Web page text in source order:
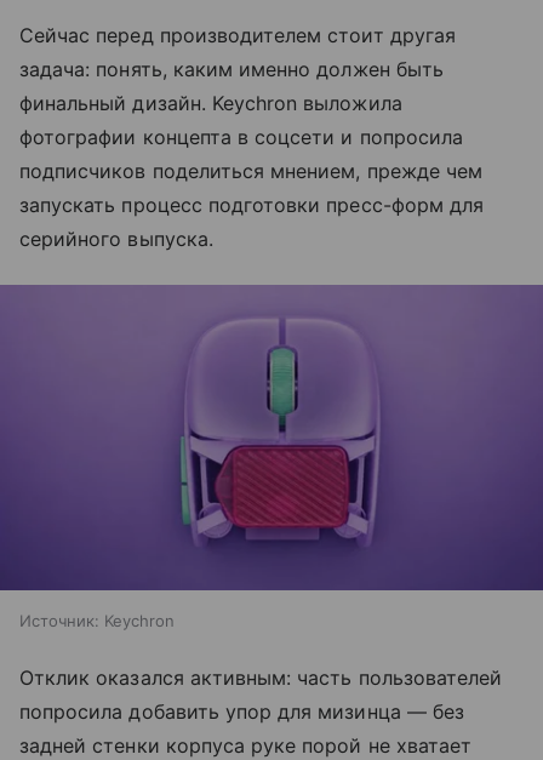
Сейчас перед производителем стоит другая
задача: понять, каким именно должен быть
финальный дизайн. Keychron выложила
фотографии концепта в соцсети и попросила
подписчиков поделиться мнением, прежде чем
запускать процесс подготовки пресс-форм для
серийного выпуска.
Источник: Keychron
Отклик оказался активным: часть пользователей
попросила добавить упор для мизинца — без
задней стенки корпуса руке порой не хватает